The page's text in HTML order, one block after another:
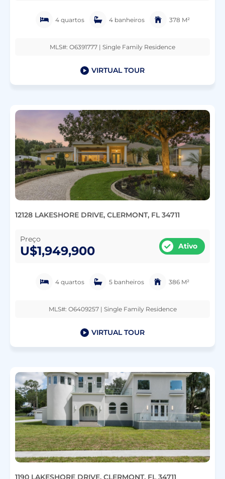
4 quartos 4 banheiros 378 M²
MLS#: O6391777 | Single Family Residence
VIRTUAL TOUR
12128 LAKESHORE DRIVE, CLERMONT, FL 34711
Preço
U$1,949,900 Ativo
4 quartos 5 banheiros 386 M²
MLS#: O6409257 | Single Family Residence
VIRTUAL TOUR
1190 LAKESHORE DRIVE, CLERMONT, FL 34711